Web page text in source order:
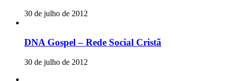
30 de julho de 2012
DNA Gospel – Rede Social Cristã
30 de julho de 2012